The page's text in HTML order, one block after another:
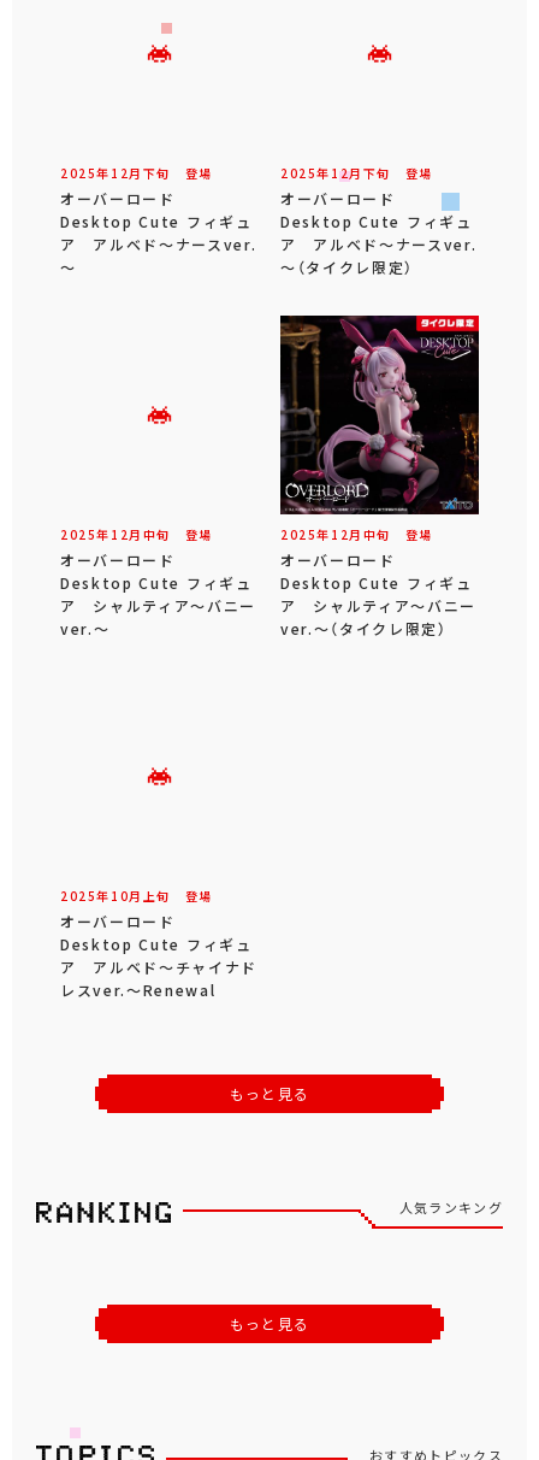
2025年 12 月 下旬 登場
オーバーロード
Desktop Cute フィギュ
ア アルベド～ナースver.
～
2025年 12月 下旬 登場
オーバーロード
Desktop Cute フィギュ
ア アルベド～ナースver.
～（タイクレ限定）
2025年 12 月 中旬 登場
オーバーロード
Desktop Cute フィギュ
ア シャルティア～バニー
ver.～
2025年 12 月 中旬 登場
オーバーロード
Desktop Cute フィギュ
ア シャルティア～バニー
ver.～（タイクレ限定）
2025年 10月 上旬 登場
オーバーロード
Desktop Cute フィギュ
ア アルベド～チャイナド
レスver.～Renewal
もっと見る
人気ランキング
もっと見る
おすすめトピックス